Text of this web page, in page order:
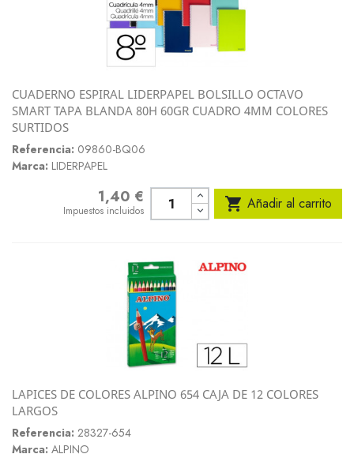
CUADERNO ESPIRAL LIDERPAPEL BOLSILLO OCTAVO
SMART TAPA BLANDA 80H 60GR CUADRO 4MM COLORES
SURTIDOS
Referencia: 09860-BQ06
Marca: LIDERPAPEL
1,40 €
Impuestos incluidos  Añadir al carrito
LAPICES DE COLORES ALPINO 654 CAJA DE 12 COLORES
LARGOS
Referencia: 28327-654
Marca: ALPINO